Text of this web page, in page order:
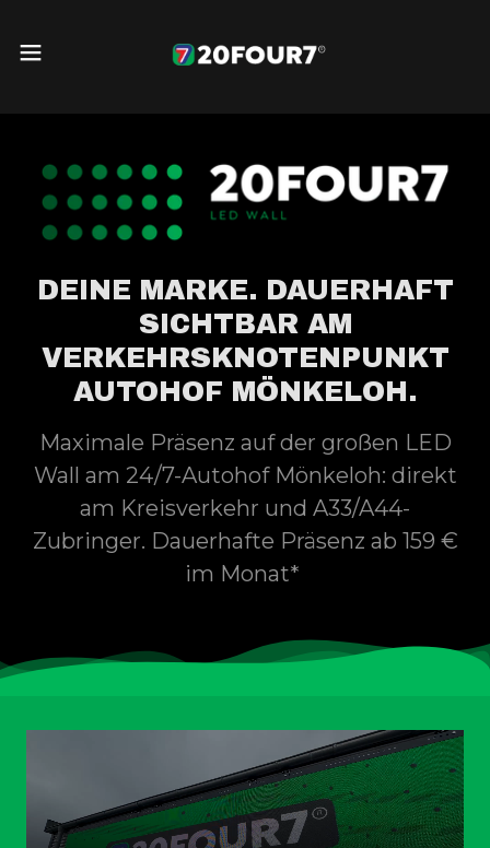
DEINE MARKE. DAUERHAFT
SICHTBAR AM
VERKEHRSKNOTENPUNKT
AUTOHOF MÖNKELOH.
Maximale Präsenz auf der großen LED
Wall am 24/7-Autohof Mönkeloh: direkt
am Kreisverkehr und A33/A44-
Zubringer. Dauerhafte Präsenz ab 159 €
im Monat*